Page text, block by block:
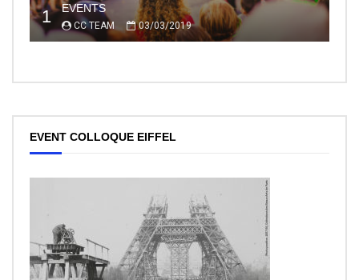
1 EVENTS
CC TEAM 03/03/2019
EVENT COLLOQUE EIFFEL